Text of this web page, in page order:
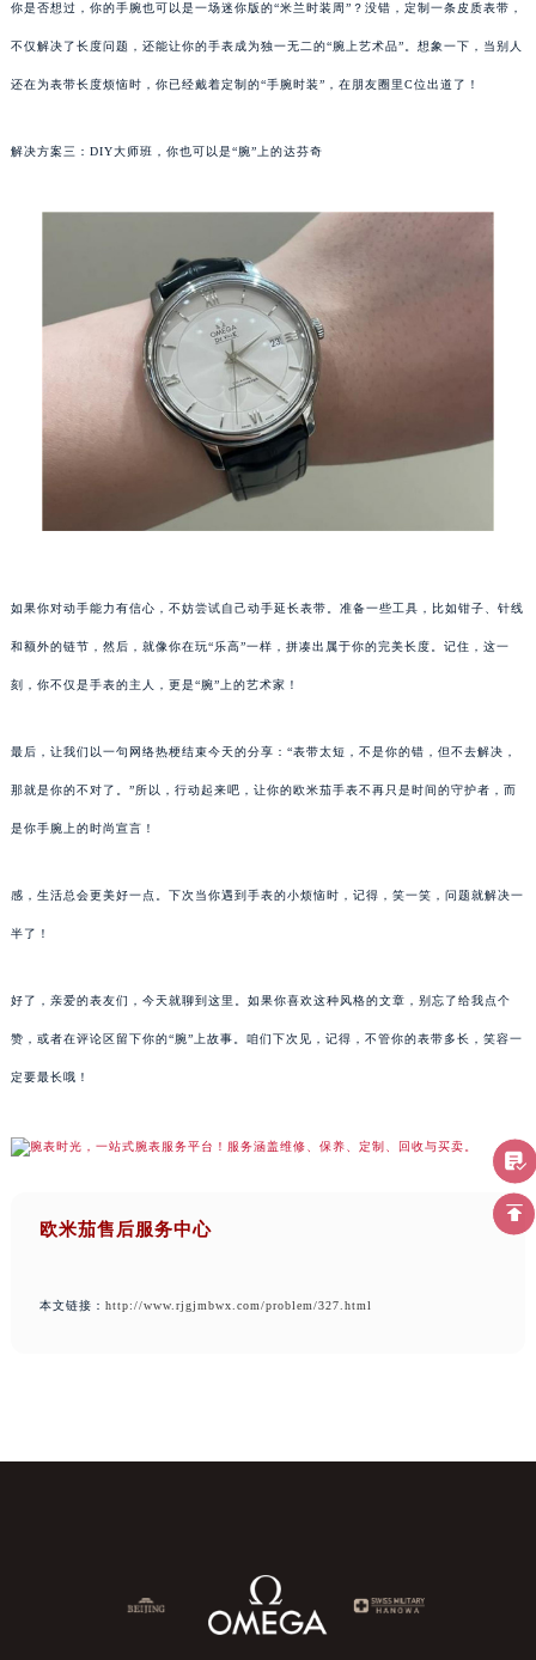
你是否想过，你的手腕也可以是一场迷你版的“米兰时装周”？没错，定制一条皮质表带，
不仅解决了长度问题，还能让你的手表成为独一无二的“腕上艺术品”。想象一下，当别人
还在为表带长度烦恼时，你已经戴着定制的“手腕时装”，在朋友圈里C位出道了！
解决方案三：DIY大师班，你也可以是“腕”上的达芬奇
如果你对动手能力有信心，不妨尝试自己动手延长表带。准备一些工具，比如钳子、针线
和额外的链节，然后，就像你在玩“乐高”一样，拼凑出属于你的完美长度。记住，这一
刻，你不仅是手表的主人，更是“腕”上的艺术家！
最后，让我们以一句网络热梗结束今天的分享：“表带太短，不是你的错，但不去解决，
那就是你的不对了。”所以，行动起来吧，让你的欧米茄手表不再只是时间的守护者，而
是你手腕上的时尚宣言！
感，生活总会更美好一点。下次当你遇到手表的小烦恼时，记得，笑一笑，问题就解决一
半了！
好了，亲爱的表友们，今天就聊到这里。如果你喜欢这种风格的文章，别忘了给我点个
赞，或者在评论区留下你的“腕”上故事。咱们下次见，记得，不管你的表带多长，笑容一
定要最长哦！
欧米茄售后服务中心
本文链接： http://www.rjgjmbwx.com/problem/327.html